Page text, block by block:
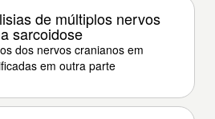
de múltiplos nervos
sarcoidose
dos nervos cranianos em
em outra parte